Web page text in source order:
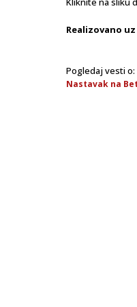
Realizovano
Pogledaj vesti o:
Nastavak na